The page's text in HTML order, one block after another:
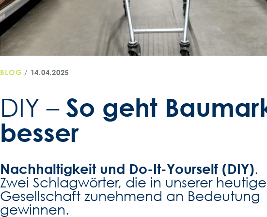
BLOG / 14.04.2025
DIY – So geht
besser
Nachhaltigkeit und Do-It-Yourself (DIY).
Zwei Schlagwörter, die in unserer
Gesellschaft zunehmend an Bedeutung
gewinnen.